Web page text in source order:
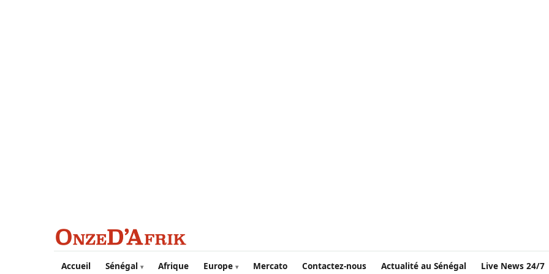
Aller au contenu principal
Accueil Sénégal Afrique Europe Mercato Contactez-nous Actualité au Sénégal Live News 24/7